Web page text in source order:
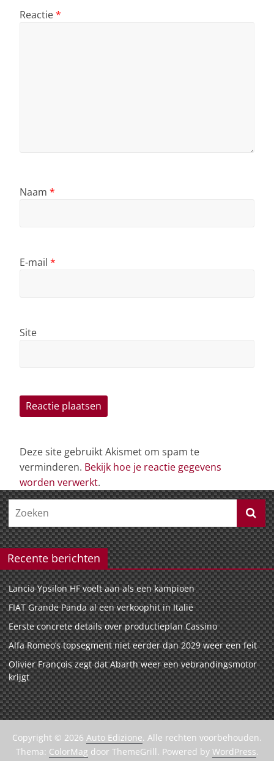
Reactie*
Naam *
E-mail *
Site
Deze site gebruikt Akismet om spam te
verminderen. Bekijk hoe je reactie gegevens
worden verwerkt.
Recente berichten
Lancia Ypsilon HF voelt aan als een kampioen
FIAT Grande Panda al een verkoophit in Italië
Eerste concrete details over productieplan Cassino
Alfa Romeo’s topsegment niet eerder dan 2029 weer een feit
Olivier François zegt dat Abarth weer een vebrandingsmotor
krijgt
Copyright © 2026 Auto Edizione. Alle rechten voorbehouden.
Thema: ColorMag door ThemeGrill. Powered by WordPress.